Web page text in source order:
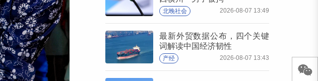
北晚社会 2026-08-07 13:49
最新外贸数据公布，四个关键
词解读中国经济韧性
产经 2026-08-07 13:43